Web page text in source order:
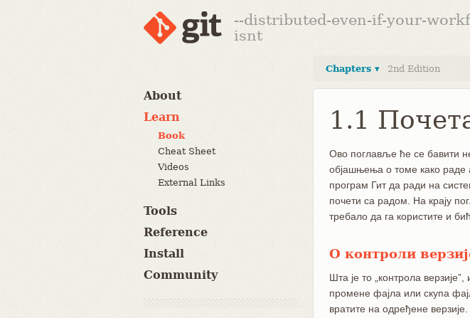
--distributed-even-if-your-
isnt
About
Learn
Book
Cheat Sheet
Videos
External Links
Tools
Reference
Install
Community
Chapters ▾ 2nd Edition
1.1
Ово поглавље ће се бавити
објашњења о томе како раде
програм Гит да ради на
почети са радом. На крају
требало да га користите и
О контроли
Шта је то „контрола
промене фајла или скупа
вратите на одређене